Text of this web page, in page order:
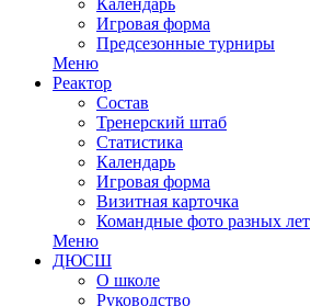
Календарь
Игровая форма
Предсезонные турниры
Меню
Реактор
Состав
Тренерский штаб
Статистика
Календарь
Игровая форма
Визитная карточка
Командные фото разных лет
Меню
ДЮСШ
О школе
Руководство